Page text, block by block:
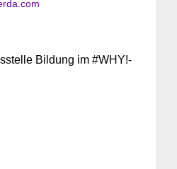
Bildung im #WHY!-